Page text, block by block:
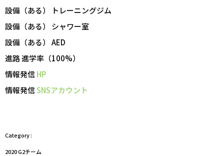
設備（ある） トレーニングジム
設備（ある） シャワー室
設備（ある） AED
進路 進学率（100%）
情報発信HP
情報発信SNSアカウント
2020 G2チーム